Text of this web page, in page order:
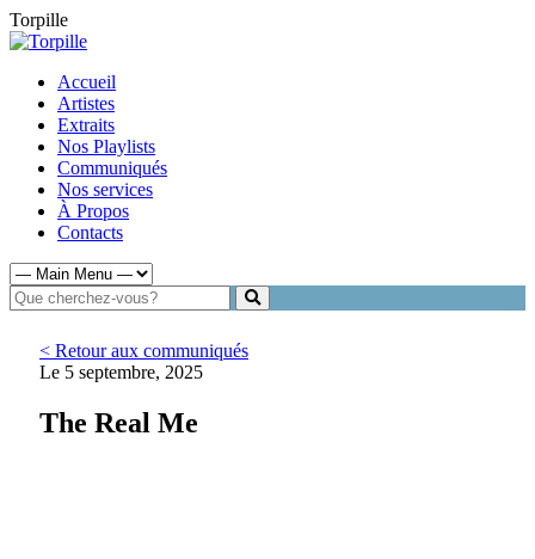
Torpille
Accueil
Artistes
Extraits
Nos Playlists
Communiqués
Nos services
À Propos
Contacts
< Retour aux communiqués
Le 5 septembre, 2025
The Real Me